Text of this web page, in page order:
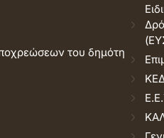
του δημότη